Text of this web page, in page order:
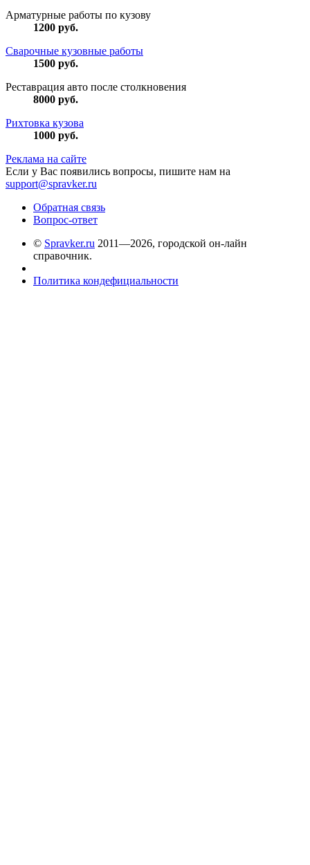
Арматурные работы по кузову
1200 руб.
Сварочные кузовные работы
1500 руб.
Реставрация авто после столкновения
8000 руб.
Рихтовка кузова
1000 руб.
Реклама на сайте
Если у Вас появились вопросы, пишите нам на
support@spravker.ru
Обратная связь
Вопрос-ответ
© Spravker.ru 2011—2026, городской он-лайн
справочник.
Политика кондефициальности